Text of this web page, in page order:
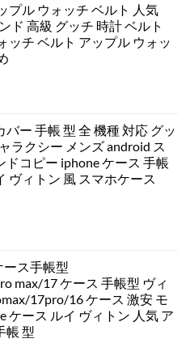
プル ウォッチ ベルト 人気
ド 高級 グッチ 時計 ベルト
ッチ ベルト アップル ウォッ
バー 手帳 型 全 機種 対応 グッ
ラクシー メンズ android ス
ドコピー iphone ケース 手帳
ヴィトン 風 スマホケース
ース手帳型
max/17 ケース 手帳型 ヴィ
17pro/16 ケース 激安 モ
ケース ルイ ヴィトン 人気 ア
帳 型